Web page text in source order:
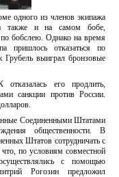
одного из членов экипажа
также и на самом бобе,
бобслею. Однако на время
пришлось отказаться по
Грубель выиграл бронзовые
его продлить,
санкции против России.
Соединенными Штатами
общественности. В
Штатов сотрудничать с
по условиям совместной
с помощью
Рогозин предложил